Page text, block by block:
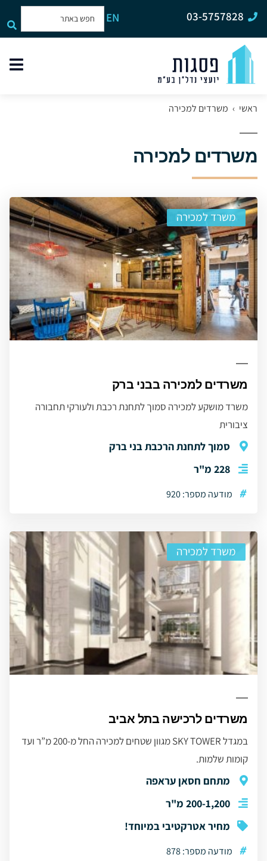
03-5757828
EN
ראשי › משרדים למכירה
משרדים למכירה
משרד למכירה
משרדים למכירה בבני ברק
משרד מושקע למכירה סמוך לתחנת רכבת ולעורקי תחבורה
ציבורית
סמוך לתחנת הרכבת בני ברק
228 מ"ר
# מודעה מספר: 920
משרד למכירה
משרדים לרכישה בתל אביב
במגדל SKY TOWER מגוון שטחים למכירה החל מ-200 מ”ר ועד
קומות שלמות.
מתחם חסאן עראפה
200-1,200 מ"ר
מחיר אטרקטיבי במיוחד!
# מודעה מספר: 878